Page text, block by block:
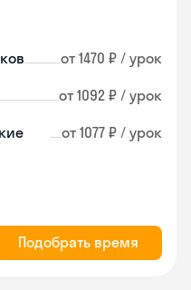
от 1470 ₽ / урок
от 1092 ₽ / урок
от 1077 ₽ / урок
Подобрать время